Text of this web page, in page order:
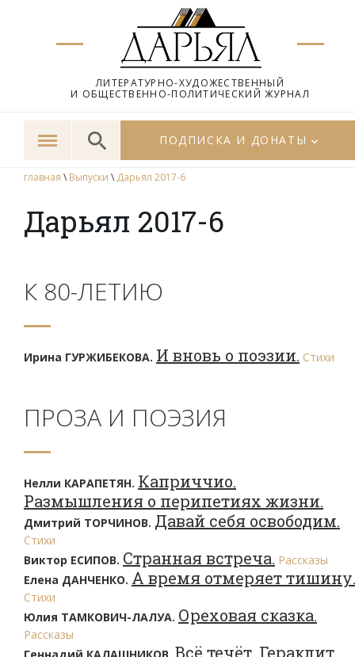
ЛИТЕРАТУРНО-ХУДОЖЕСТВЕННЫЙ
И ОБЩЕСТВЕННО-ПОЛИТИЧЕСКИЙ ЖУРНАЛ
ПОДПИСКА И ДОНАТЫ
главная \ Выпуски \ Дарьял 2017-6
Дарьял 2017-6
К 80-ЛЕТИЮ
Ирина ГУРЖИБЕКОВА. И вновь о поэзии. Стихи
ПРОЗА И ПОЭЗИЯ
Нелли КАРАПЕТЯН. Каприччио.
Размышления о перипетиях жизни.
Дмитрий ТОРЧИНОВ. Давай себя освободим.
Стихи
Виктор ЕСИПОВ. Странная встреча. Рассказы
Елена ДАНЧЕНКО. А время отмеряет тишину.
Стихи
Юлия ТАМКОВИЧ-ЛАЛУА. Ореховая сказка.
Рассказы
Всё течёт, Гераклит,